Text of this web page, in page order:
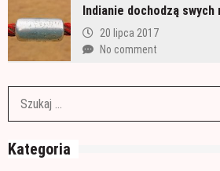
Indianie dochodzą
20 lipca 2017
No comment
Kategoria